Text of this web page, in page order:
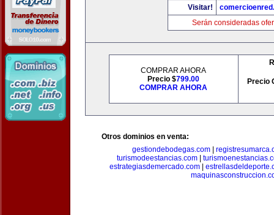
Visitar!
Serán consideradas
COMPRAR AHORA
Precio $799.00
COMPRAR AHORA
Precio
Otros dominios en venta:
gestiondebodegas.com|
turismodeestancias.com
estrategiasdemercado.com|